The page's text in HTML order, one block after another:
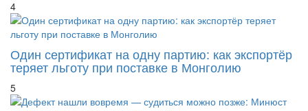
Один сертификат на одну партию: как экспортёр
теряет льготу при поставке в Монголию
5